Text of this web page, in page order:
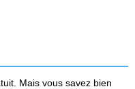
Mais vous savez bien